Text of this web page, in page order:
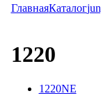
ГлавнаяКаталог
1220
1220NE